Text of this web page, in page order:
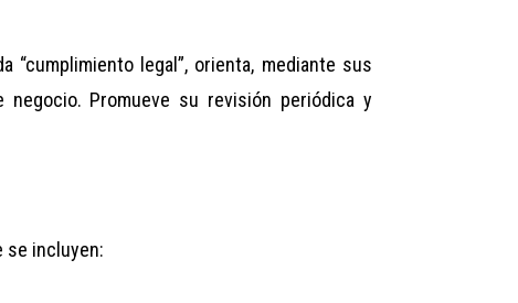
legal”, orienta, mediante sus
Promueve su revisión periódica y
se incluyen: